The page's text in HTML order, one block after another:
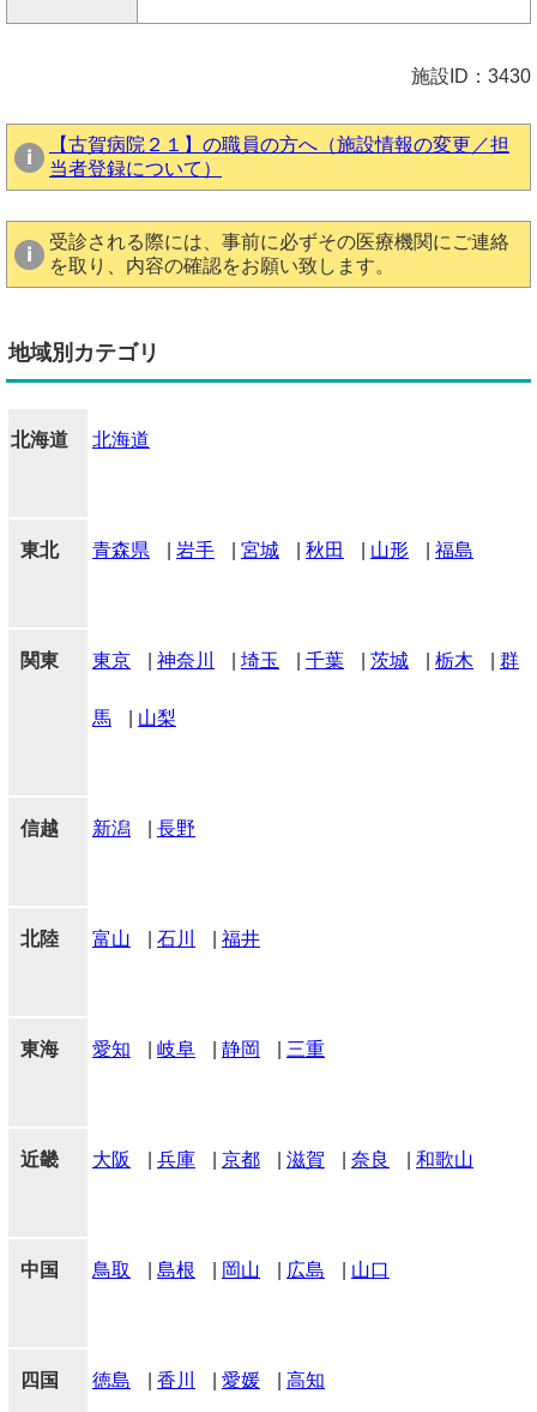
施設ID：3430
【古賀病院２１】の職員の方へ（施設情報の変更／担
当者登録について）
受診される際には、事前に必ずその医療機関にご連絡
を取り、内容の確認をお願い致します。
地域別カテゴリ
北海道 北海道
東北 青森県 岩手 宮城 秋田 山形 福島
関東 東京 神奈川 埼玉 千葉 茨城 栃木 群
馬 山梨
信越 新潟 長野
北陸 富山 石川 福井
東海 愛知 岐阜 静岡 三重
近畿 大阪 兵庫 京都 滋賀 奈良 和歌山
中国 鳥取 島根 岡山 広島 山口
四国 徳島 香川 愛媛 高知